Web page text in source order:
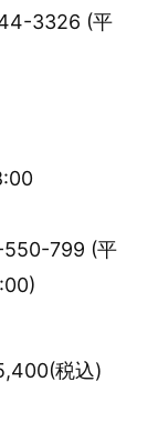
3326 (平
799 (平
税込)